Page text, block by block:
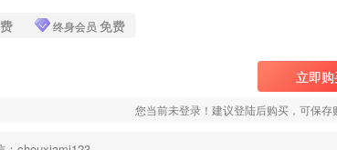
终身会员 免费
立即
您当前未登录！建议登陆后购买，可保存